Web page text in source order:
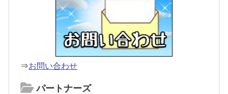
⇒お問い合わせ
パートナーズ